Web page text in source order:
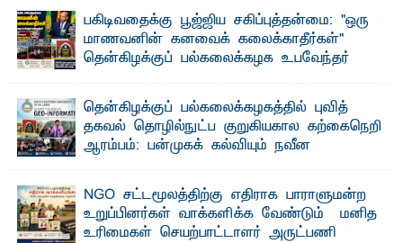
பகிடிவதைக்கு பூஜ்ஜிய சகிப்புத்தன்மை: "ஒரு
மாணவனின் கனவைக் கலைக்காதீர்கள்" –
தென்கிழக்குப் பல்கலைக்கழக உபவேந்தர்
"ஒ ரு மாணவனின் அல்லது மாணவியின் கனவு என்னால்
கலைக்கப்படாது" என்ற உறுதியை ஒவ்வொரு மாணவரும் ...
தென்கிழக்குப் பல்கலைக்கழகத்தில் புவித்
தகவல் தொழில்நுட்ப குறுகியகால கற்கைநெறி
ஆரம்பம்: பன்முகக் கல்வியும் நவீன
பேராசிரியர் எம். எம். பாஸில்
தெ ன்கிழக்குப் பல்கலைக்கழகத்தின் கலை மற்றும் கலாசார
பீடத்தின் புவியியல் துறையினால் ...
NGO சட்டமூலத்திற்கு எதிராக பாராளுமன்ற
உறுப்பினர்கள் வாக்களிக்க வேண்டும் – மனித
உரிமைகள் செயற்பாட்டாளர் அருட்பணி